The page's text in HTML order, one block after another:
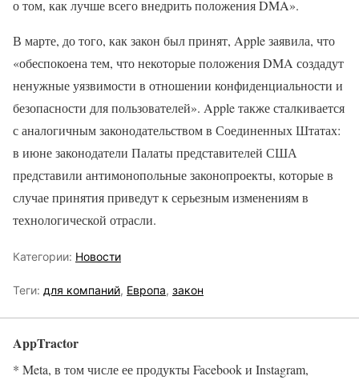
о том, как лучше всего внедрить положения DMA».
В марте, до того, как закон был принят, Apple заявила, что
«обеспокоена тем, что некоторые положения DMA создадут
ненужные уязвимости в отношении конфиденциальности и
безопасности для пользователей». Apple также сталкивается
с аналогичным законодательством в Соединенных Штатах:
в июне законодатели Палаты представителей США
представили антимонопольные законопроекты, которые в
случае принятия приведут к серьезным изменениям в
технологической отрасли.
Категории: Новости
Теги: для компаний, Европа, закон
AppTractor
* Meta, в том числе ее продукты Facebook и Instagram,